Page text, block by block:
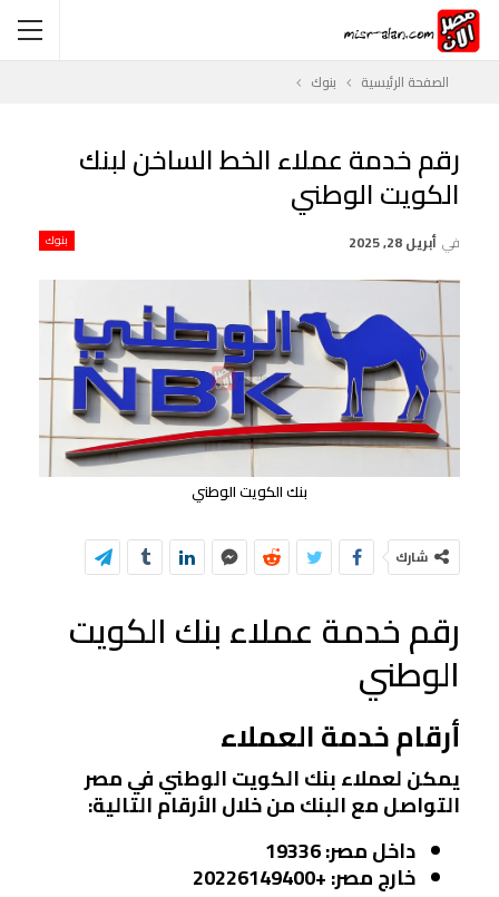
الصفحة الرئيسية بنوك
رقم خدمة عملاء الخط الساخن لبنك
الكويت الوطني
بنوك في أبريل 28, 2025
بنك الكويت الوطني
شارك
رقم خدمة عملاء بنك الكويت
الوطني
أرقام خدمة العملاء
يمكن لعملاء بنك الكويت الوطني في مصر
التواصل مع البنك من خلال الأرقام التالية:
داخل مصر: 19336
خارج مصر: +20226149400